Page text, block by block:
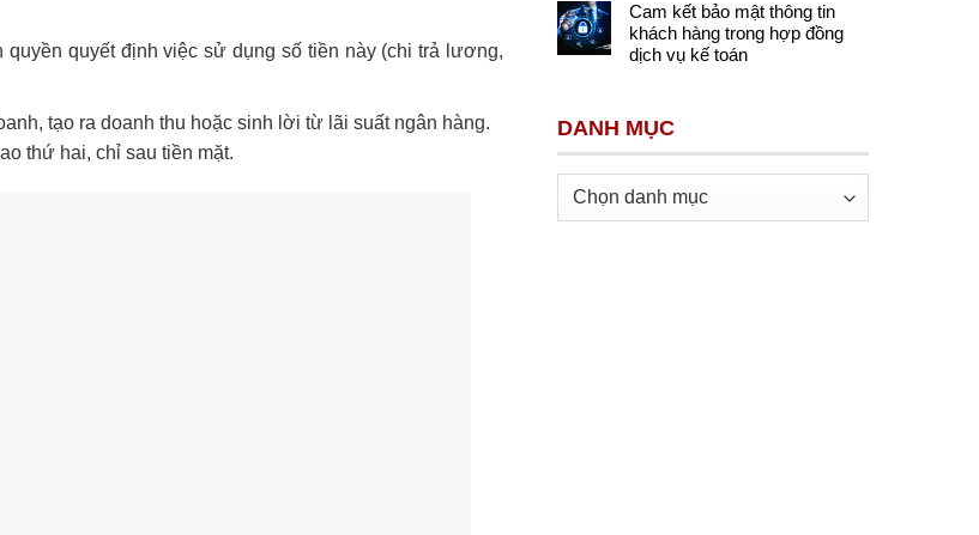
quyết định việc sử dụng số tiền này (chi trả lương,
tạo ra doanh thu hoặc sinh lời từ lãi suất ngân hàng.
thứ hai, chỉ sau tiền mặt.
Cam kết bảo mật thông tin
khách hàng trong hợp đồng
dịch vụ kế toán
DANH MỤC
Danh